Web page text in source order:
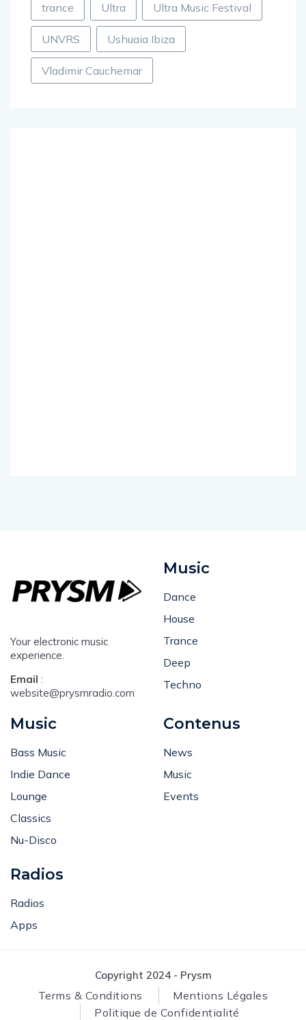
trance Ultra Ultra Music Festival
UNVRS Ushuaia Ibiza
Vladimir Cauchemar
Your electronic music
experience.
Email :
website@prysmradio.com
Music
Dance
House
Trance
Deep
Techno
Music
Bass Music
Indie Dance
Lounge
Classics
Nu-Disco
Contenus
News
Music
Events
Radios
Radios
Apps
Copyright 2024 - Prysm
Terms & Conditions
Mentions Légales
Politique de Confidentialité